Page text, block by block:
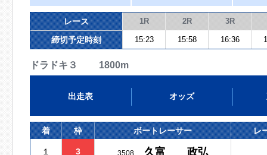
レース 1R 2R 3R
締切予定時刻 15:23 15:58 16:36
ドラドキ３ 1800m
出走表 オッズ
着 枠 ボートレーサー レ
１ 3 3508 久富 政弘